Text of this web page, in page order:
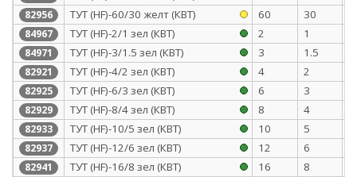
82956 ТУТ (HF)-60/30 желт (КВТ) 60 30
84967 ТУТ (HF)-2/1 зел (КВТ) 2 1
84971 ТУТ (HF)-3/1.5 зел (КВТ) 3 1.5
82921 ТУТ (HF)-4/2 зел (КВТ) 4 2
82925 ТУТ (HF)-6/3 зел (КВТ) 6 3
82929 ТУТ (HF)-8/4 зел (КВТ) 8 4
82933 ТУТ (HF)-10/5 зел (КВТ) 10 5
82937 ТУТ (HF)-12/6 зел (КВТ) 12 6
82941 ТУТ (HF)-16/8 зел (КВТ) 16 8